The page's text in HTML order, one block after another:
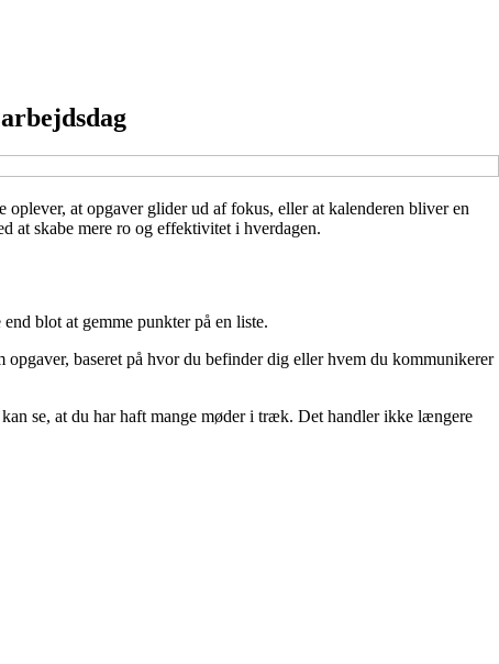
at opgaver glider ud af fokus, eller at kalenderen bliver en
at skabe mere ro og effektivitet i hverdagen.
blot at gemme punkter på en liste.
baseret på hvor du befinder dig eller hvem du kommunikerer
se, at du har haft mange møder i træk. Det handler ikke længere